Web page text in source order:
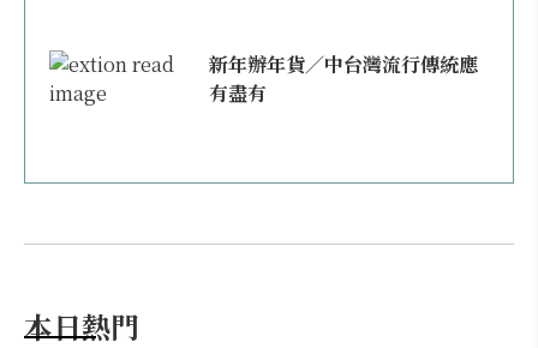
新年辦年貨／中台灣流行傳統應
有盡有
本日熱門